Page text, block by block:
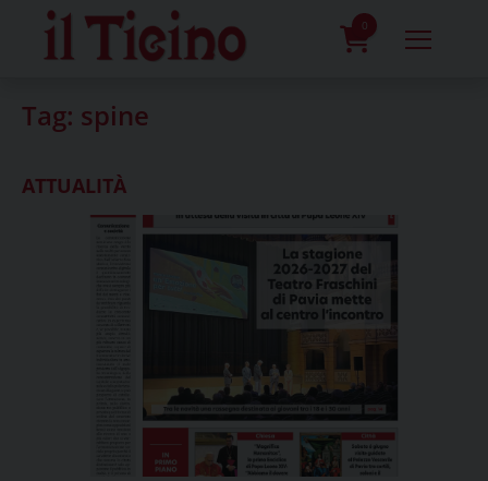
content
0
Tag: spine
ATTUALITÀ